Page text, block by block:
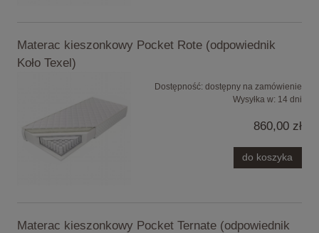
Materac kieszonkowy Pocket Rote (odpowiednik
Koło Texel)
Dostępność: dostępny na zamówienie
Wysyłka w: 14 dni
860,00 zł
do koszyka
Materac kieszonkowy Pocket Ternate (odpowiednik